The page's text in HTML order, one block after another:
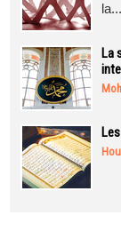
la...
La